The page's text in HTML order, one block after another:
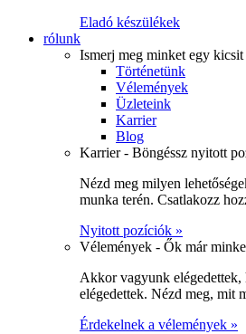
Eladó készülékek
rólunk
Ismerj meg minket egy
Történetünk
Vélemények
Üzleteink
Karrier
Blog
Karrier - Böngéssz nyitott
Nézd meg milyen
munka terén. Csatlakozz
Nyitott pozíciók »
Vélemények - Ők már
Akkor vagyunk elégedettek,
elégedettek. Nézd meg, mit
Érdekelnek a vélemények »